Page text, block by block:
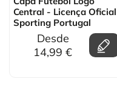
Central - Licença Oficial
Sporting Portugal
Desde
14,99 €